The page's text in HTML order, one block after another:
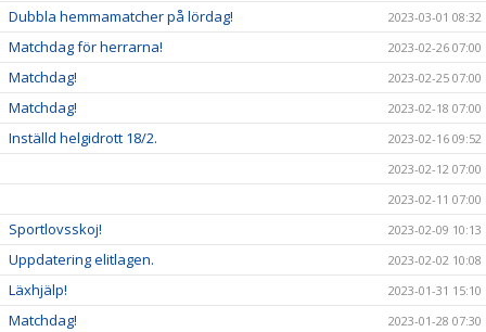
Dubbla hemmamatcher på lördag! 2023-03-01 08:32
Matchdag för herrarna! 2023-02-26 07:00
Matchdag! 2023-02-25 07:00
Matchdag! 2023-02-18 07:00
Inställd helgidrott 18/2.
2023-02-16 09:52
2023-02-12 07:00
2023-02-11 07:00
Sportlovsskoj! 2023-02-09 10:13
Uppdatering elitlagen. 2023-02-02 10:08
Läxhjälp! 2023-01-31 15:10
Matchdag! 2023-01-28 07:30